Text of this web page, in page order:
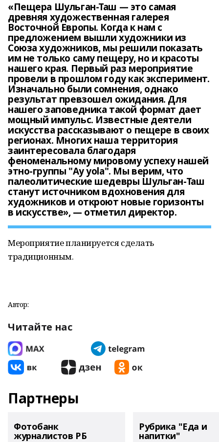
«Пещера Шульган-Таш — это самая
древняя художественная галерея
Восточной Европы. Когда к нам с
предложением вышли художники из
Союза художников, мы решили показать
им не только саму пещеру, но и красоты
нашего края. Первый раз мероприятие
провели в прошлом году как эксперимент.
Изначально были сомнения, однако
результат превзошел ожидания. Для
нашего заповедника такой формат дает
мощный импульс. Известные деятели
искусства рассказывают о пещере в своих
регионах. Многих наша территория
заинтересовала благодаря
феноменальному мировому успеху нашей
этно-группы "Ay yola". Мы верим, что
палеолитические шедевры Шульган-Таш
станут источником вдохновения для
художников и откроют новые горизонты
в искусстве», — отметил директор.
Мероприятие планируется сделать
традиционным.
Автор:
Читайте нас
Партнеры
Фотобанк
журналистов РБ
Рубрика "Еда и
напитки"